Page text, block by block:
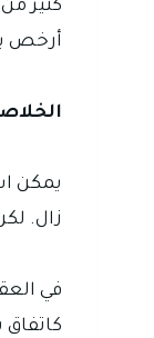
كثير
أرخص
يمكن
زال.
في